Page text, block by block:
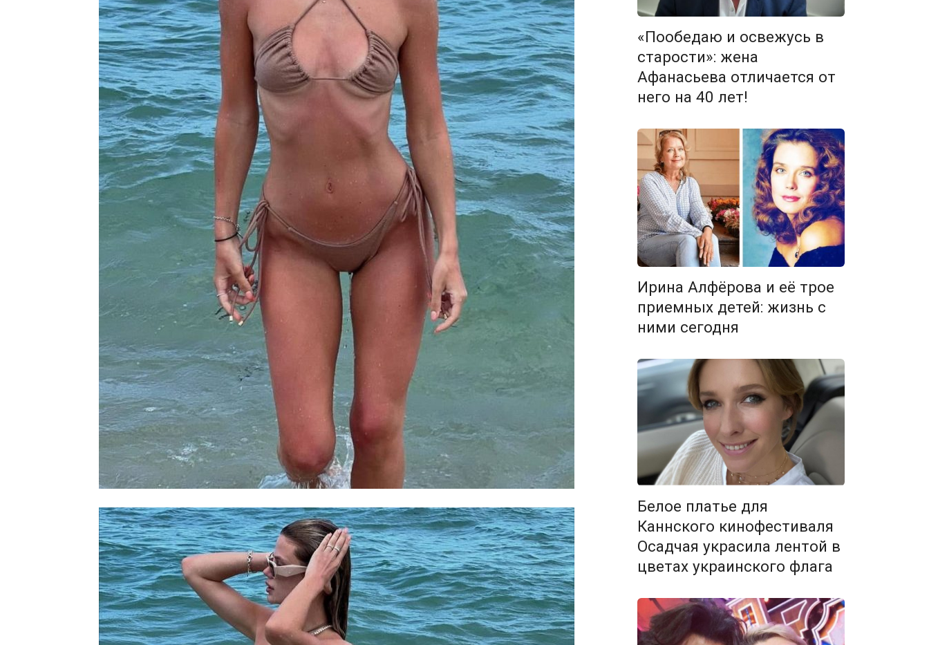
«Пообедаю и освежусь в
старости»: жена
Афанасьева отличается от
него на 40 лет!
Ирина Алфёрова и её трое
приемных детей: жизнь с
ними сегодня
Белое платье для
Каннского кинофестиваля
Осадчая украсила лентой в
цветах украинского флага